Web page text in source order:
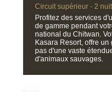
Circuit supérieur - 2
Profitez des services
de gamme pendant
national du Chitwan.
Kasara Resort, offre
pas d'une vaste
d'animaux sauvages.